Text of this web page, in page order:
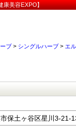
康美容EXPO】
ブ > シングルハーブ > エ
保土ヶ谷区星川3-21-